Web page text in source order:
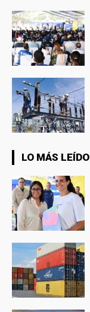
LO MÁS LEÍDO